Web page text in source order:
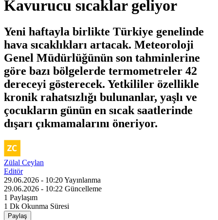
Kavurucu sıcaklar geliyor
Yeni haftayla birlikte Türkiye genelinde
hava sıcaklıkları artacak. Meteoroloji
Genel Müdürlüğünün son tahminlerine
göre bazı bölgelerde termometreler 42
dereceyi gösterecek. Yetkililer özellikle
kronik rahatsızlığı bulunanlar, yaşlı ve
çocukların günün en sıcak saatlerinde
dışarı çıkmamalarını öneriyor.
Zülal Ceylan
Editör
29.06.2026 - 10:20Yayınlanma
29.06.2026 - 10:22 Güncelleme
1 Paylaşım
1 Dk Okunma Süresi
Paylaş